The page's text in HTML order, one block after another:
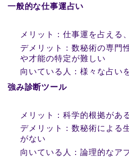
一般的な仕事運占い
メリット：仕事運を占える
デメリット：数秘術の専門
や才能の特定が難しい
向いている人：様々な占い
強み診断ツール
メリット：科学的根拠があ
デメリット：数秘術による
がない
向いている人：論理的なア